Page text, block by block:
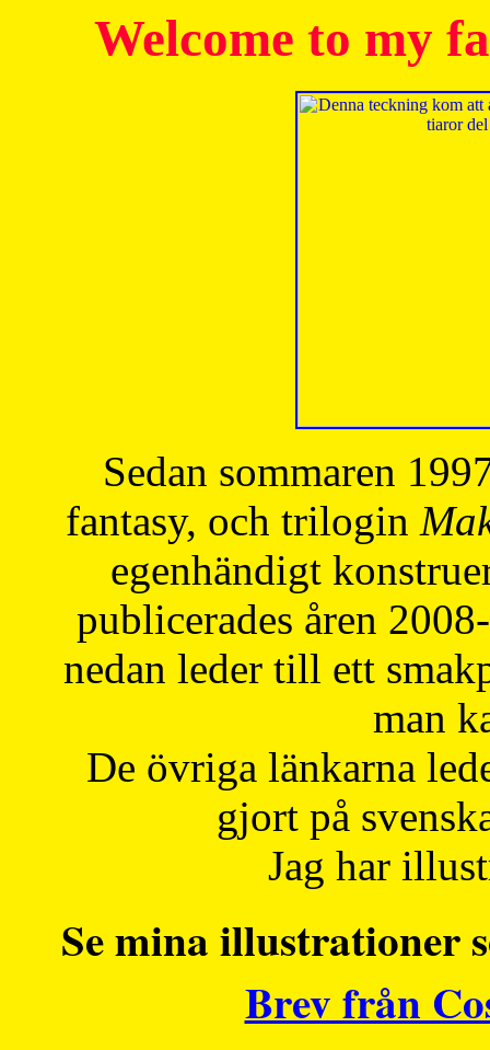
Welcome to my
Sedan sommaren
fantasy, och trilogin
egenhändigt
publicerades åren
nedan leder till ett
man
De övriga länkarna
gjort på
Jag har
Se mina illustrationer
Brev från